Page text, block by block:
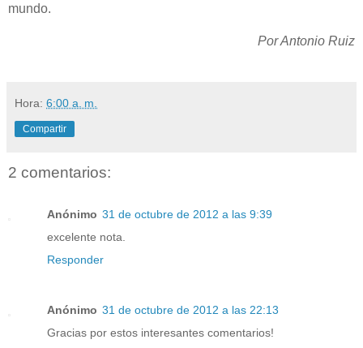
mundo.
Por Antonio Ruiz
Hora: 6:00 a. m.
Compartir
2 comentarios:
Anónimo 31 de octubre de 2012 a las 9:39
excelente nota.
Responder
Anónimo 31 de octubre de 2012 a las 22:13
Gracias por estos interesantes comentarios!